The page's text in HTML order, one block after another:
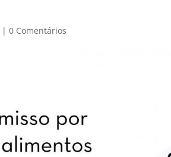
|0 Comentários